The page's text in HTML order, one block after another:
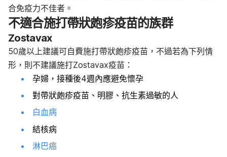
合免疫力不佳者。
不適合施打帶狀皰疹疫苗的族群
Zostavax
50歲以上建議可自費施打帶狀皰疹疫苗，不過若為下列情
形，則不建議施打Zostavax疫苗：
孕婦，接種後4週內應避免懷孕
對帶狀皰疹疫苗、明膠、抗生素過敏的人
白血病
結核病
淋巴癌